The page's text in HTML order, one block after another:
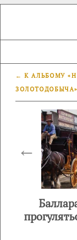
← К АЛЬБОМУ
ЗОЛОТОДОБЫЧА»
←